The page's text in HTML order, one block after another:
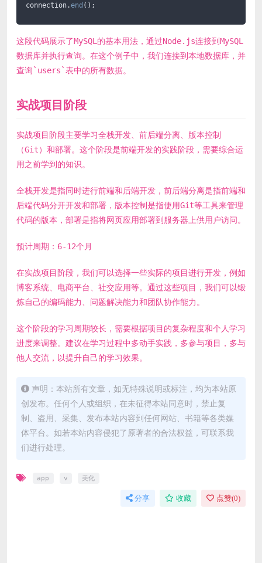
connection.end
这段代码展示了MySQL的基本用法，通过Node.js连接到MySQL
数据库并执行查询。在这个例子中，我们连接到本地数据库，并
查询`users`表中的所有数据。
实战项目阶段
实战项目阶段主要学习全栈开发、前后端分离、版本控制
（Git）和部署。这个阶段是前端开发的实践阶段，需要综合运
用之前学到的知识。
全栈开发是指同时进行前端和后端开发，前后端分离是指前端和
后端代码分开开发和部署，版本控制是指使用Git等工具来管理
代码的版本，部署是指将网页应用部署到服务器上供用户访问。
预计周期：6-12个月
在实战项目阶段，我们可以选择一些实际的项目进行开发，例如
博客系统、电商平台、社交应用等。通过这些项目，我们可以锻
炼自己的编码能力、问题解决能力和团队协作能力。
这个阶段的学习周期较长，需要根据项目的复杂程度和个人学习
进度来调整。建议在学习过程中多动手实践，多参与项目，多与
他人交流，以提升自己的学习效果。
声明：本站所有文章，如无特殊说明或标注，均为本站原
创发布。任何个人或组织，在未征得本站同意时，禁止复
制、盗用、采集、发布本站内容到任何网站、书籍等各类媒
体平台。如若本站内容侵犯了原著者的合法权益，可联系我
们进行处理。
app v 美化
分享 收藏 点赞(0)